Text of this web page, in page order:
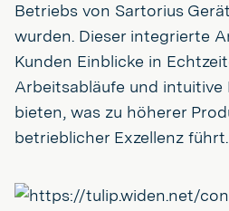
Betriebs von Sartorius
wurden. Dieser integrierte
Kunden Einblicke in
Arbeitsabläufe und intuitive
bieten, was zu höherer
betrieblicher Exzellenz führt.